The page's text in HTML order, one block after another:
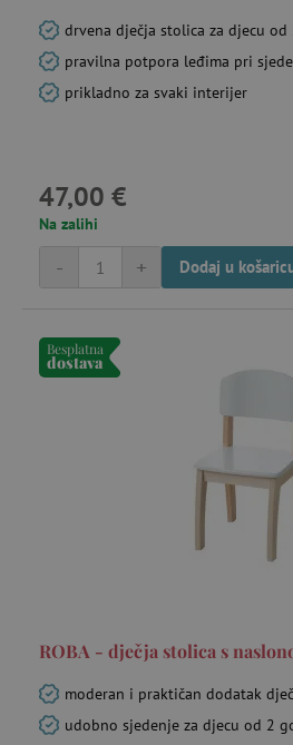
drvena dječja stolica za djecu
pravilna potpora leđima pri
prikladno za svaki interijer
47,00 €
Na zalihi
+
- Dodaj u
Besplatna
dostava
ROBA - dječja stolica s
moderan i praktičan dodatak
udobno sjedenje za djecu od 2